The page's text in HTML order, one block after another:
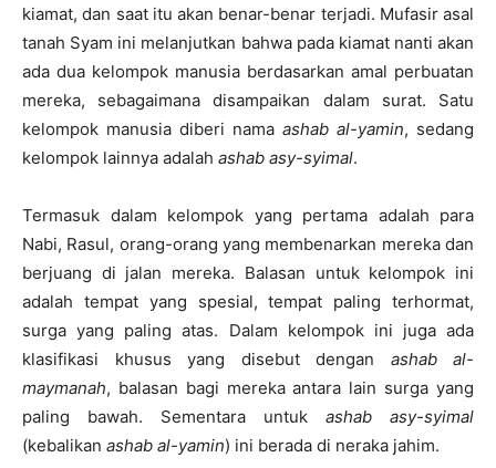
kiamat, dan saat itu akan benar-benar terjadi. Mufasir asal
tanah Syam ini melanjutkan bahwa pada kiamat nanti akan
ada dua kelompok manusia berdasarkan amal perbuatan
mereka, sebagaimana disampaikan dalam surat. Satu
kelompok manusia diberi nama ashab al-yamin, sedang
kelompok lainnya adalah ashab asy-syimal.
Termasuk dalam kelompok yang pertama adalah para
Nabi, Rasul, orang-orang yang membenarkan mereka dan
berjuang di jalan mereka. Balasan untuk kelompok ini
adalah tempat yang spesial, tempat paling terhormat,
surga yang paling atas. Dalam kelompok ini juga ada
klasifikasi khusus yang disebut dengan ashab al-
maymanah, balasan bagi mereka antara lain surga yang
paling bawah. Sementara untuk ashab asy-syimal
(kebalikan ashab al-yamin) ini berada di neraka jahim.